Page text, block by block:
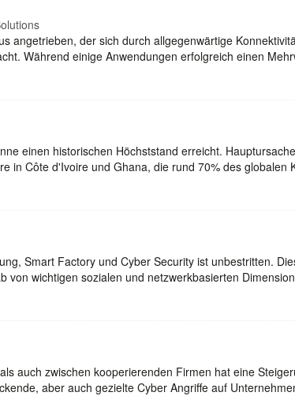
angetrieben, der sich durch allgegenwärtige
Während einige Anwendungen erfolgreich einen
einen historischen Höchststand erreicht.
in Côte d'Ivoire und Ghana, die rund 70% des globalen
Smart Factory und Cyber Security ist unbestritten.
von wichtigen sozialen und netzwerkbasierten
auch zwischen kooperierenden Firmen hat eine
aber auch gezielte Cyber Angriffe auf